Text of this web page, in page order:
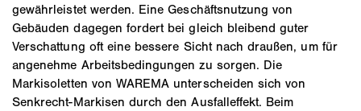
gewährleistet werden. Eine Geschäftsnutzung von
Gebäuden dagegen fordert bei gleich bleibend guter
Verschattung oft eine bessere Sicht nach draußen, um für
angenehme Arbeitsbedingungen zu sorgen. Die
Markisoletten von WAREMA unterscheiden sich von
Senkrecht-Markisen durch den Ausfalleffekt. Beim